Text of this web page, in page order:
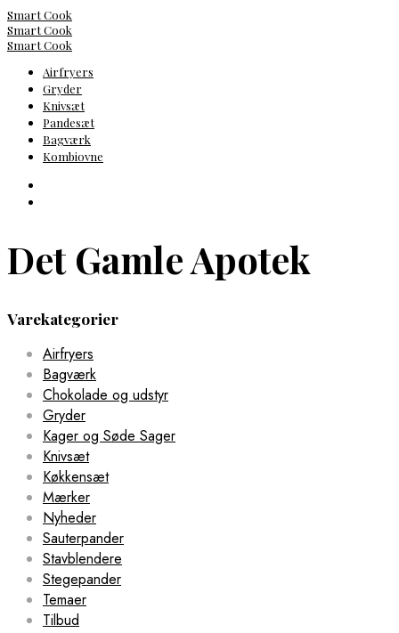
Smart Cook
Smart Cook
Smart Cook
Airfryers
Gryder
Knivsæt
Pandesæt
Bagværk
Kombiovne
Det Gamle Apotek
Varekategorier
Airfryers
Bagværk
Chokolade og udstyr
Gryder
Kager og Søde Sager
Knivsæt
Køkkensæt
Mærker
Nyheder
Sauterpander
Stavblendere
Stegepander
Temaer
Tilbud